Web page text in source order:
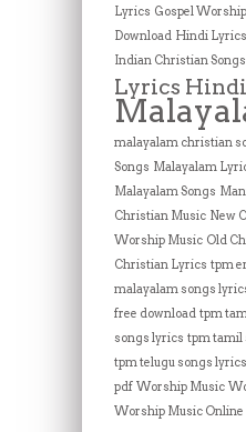
Lyrics Gospel
Download Hindi Lyrics
Indian Christian Songs
Lyrics Hindi
malayalam christian
Songs Malayalam
Malayalam Songs
Christian Music New
Worship Music Old
Christian Lyrics tpm
malayalam songs
free download tpm
songs lyrics tpm tamil
tpm telugu songs lyrics
pdf Worship Music
Worship Music Online